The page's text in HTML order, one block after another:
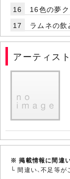
16
16色の夢
17
ラムネの飲
アーティスト
※ 掲載情報に間違
└ 間違い、不足等が